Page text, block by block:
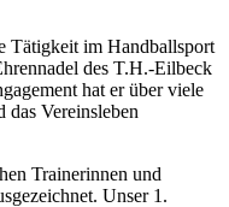
Tätigkeit im Handballsport
des T.H.-Eilbeck
hat er über viele
Vereinsleben
Trainerinnen und
Unser 1.